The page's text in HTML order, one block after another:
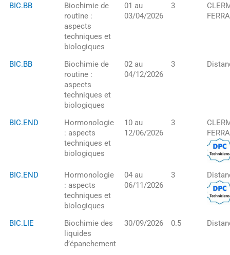
BIC.BB
Biochimie de
routine :
aspects
techniques et
biologiques
01 au
03/04/2026
3
BIC.BB
Biochimie de
routine :
aspects
techniques et
biologiques
02 au
04/12/2026
3
BIC.END
Hormonologie
: aspects
techniques et
biologiques
10 au
12/06/2026
3
BIC.END
Hormonologie
: aspects
techniques et
biologiques
04 au
06/11/2026
3
BIC.LIE
Biochimie des
liquides
d’épanchement
30/09/2026 0.5